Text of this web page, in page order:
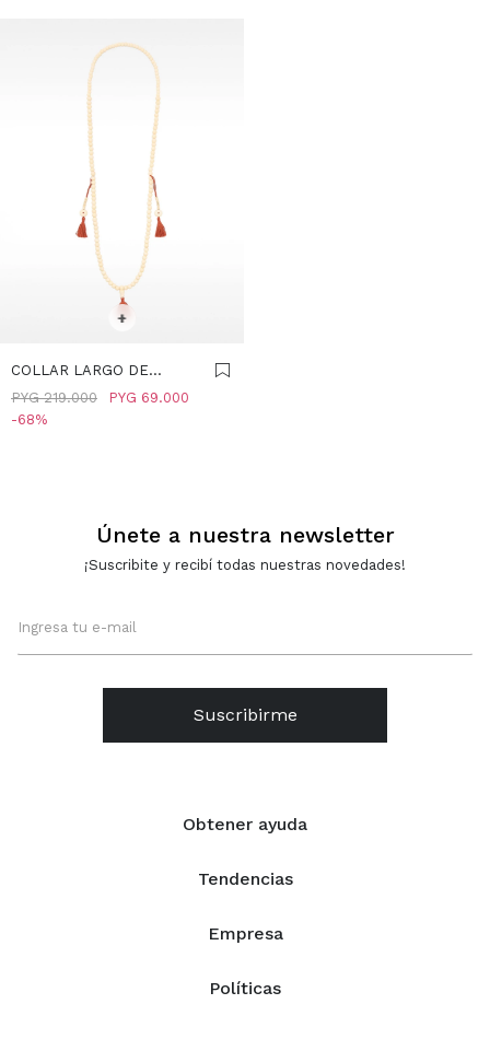
SELECCIONAR TALLE
+
COLLAR LARGO DE
CUENTAS CON BORLAS -
BURDEOS
PYG 69.000
PYG 219.000
68
Obtener ayuda
Tendencias
Empresa
Políticas
Únete a nuestra newsletter
¡Suscribite y recibí todas nuestras novedades!
Suscribirme